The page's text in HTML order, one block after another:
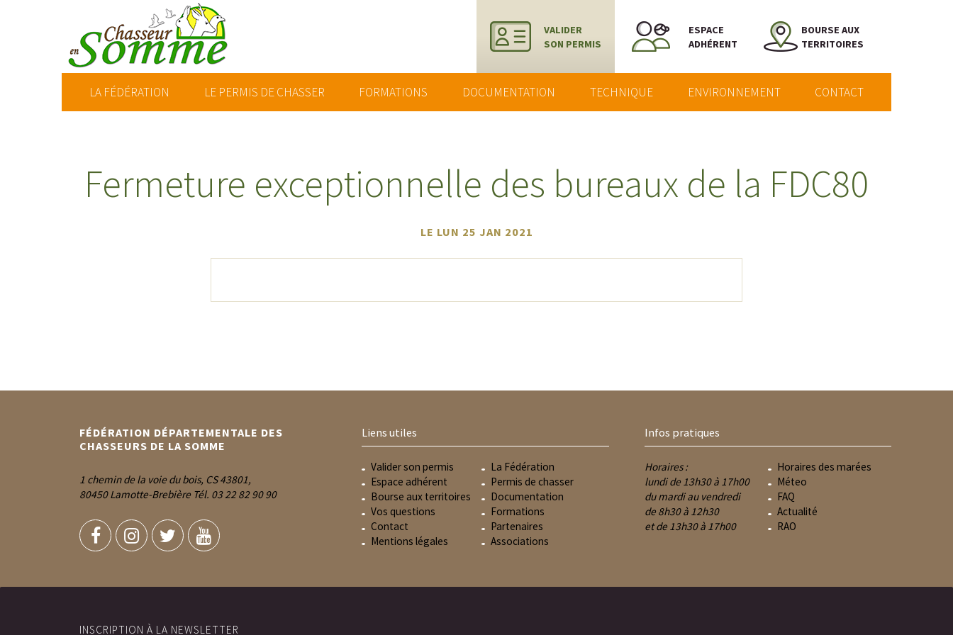
VALIDER
SON PERMIS
ESPACE
ADHÉRENT
BOURSE AUX
TERRITOIRES
LA FÉDÉRATION LE PERMIS DE CHASSER FORMATIONS DOCUMENTATION TECHNIQUE ENVIRONNEMENT CONTACT
Fermeture exceptionnelle des bureaux de la FDC80
LE LUN 25 JAN 2021
FÉDÉRATION DÉPARTEMENTALE DES
CHASSEURS DE LA SOMME
1 chemin de la voie du bois, CS 43801,
80450 Lamotte-Brebière Tél. 03 22 82 90 90
Liens utiles
Valider son permis
Espace adhérent
Bourse aux territoires
Vos questions
Contact
Mentions légales
La Fédération
Permis de chasser
Documentation
Formations
Partenaires
Associations
Infos pratiques
Horaires :
lundi de 13h30 à 17h00
du mardi au vendredi
de 8h30 à 12h30
et de 13h30 à 17h00
Horaires des marées
Méteo
FAQ
Actualité
RAO